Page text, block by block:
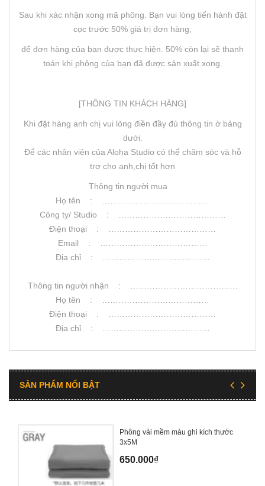
Sau khi xác nhận xong mã phông. Bạn vui lòng tiến hành đặt
cọc trước 50% giá trị đơn hàng,
để đơn hàng của bạn được thực hiện. 50% còn lại sẽ thanh
toán khi phông của bạn đã được sản xuất xong.
[THÔNG TIN KHÁCH HÀNG]
Khi đặt hàng anh chị vui lòng điền đầy đủ thông tin ở bảng
dưới.
Để các nhân viên của Aloha Studio có thể chăm sóc và hỗ
trợ cho anh,chị tốt hơn
Thông tin người mua
Họ tên : …………………………………
Công ty/ Studio : …………………………………
Điện thoại : …………………………………
Email : …………………………………
Địa chỉ : …………………………………
Thông tin người nhận : …………………………………
Họ tên : …………………………………
Điện thoại : …………………………………
Địa chỉ : …………………………………
SẢN PHẨM NỔI BẬT
Phông vải mềm màu ghi kích thước
3x5M
650.000₫